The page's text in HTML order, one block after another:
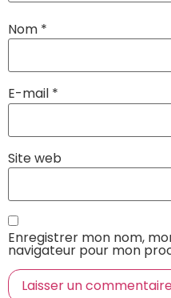
Nom *
E-mail *
Site web
Enregistrer mon nom,
navigateur pour mon